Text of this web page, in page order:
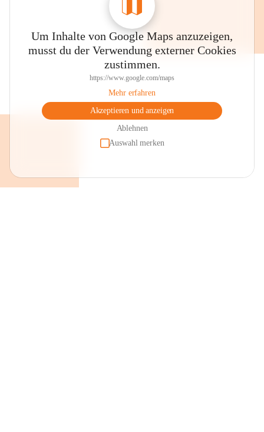
Um Inhalte von Google Maps anzuzeigen,
musst du der Verwendung externer Cookies
zustimmen.
https://www.google.com/maps
Mehr erfahren
Akzeptieren und anzeigen
Ablehnen
Auswahl merken